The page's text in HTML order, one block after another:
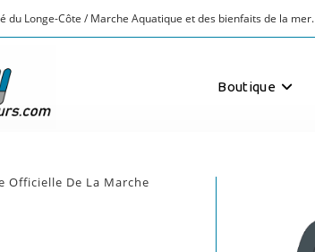
du Longe-Côte / Marche Aquatique et des bienfaits de la mer.
Boutique
Officielle De La Marche